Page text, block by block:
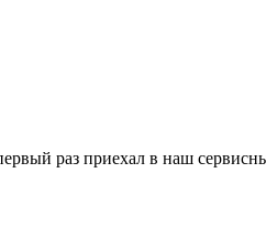
раз приехал в наш